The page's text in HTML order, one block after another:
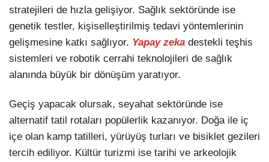
stratejileri de hızla gelişiyor. Sağlık sektöründe ise
genetik testler, kişiselleştirilmiş tedavi yöntemlerinin
gelişmesine katkı sağlıyor. Yapay zeka destekli teşhis
sistemleri ve robotik cerrahi teknolojileri de sağlık
alanında büyük bir dönüşüm yaratıyor.
Geçiş yapacak olursak, seyahat sektöründe ise
alternatif tatil rotaları popülerlik kazanıyor. Doğa ile iç
içe olan kamp tatilleri, yürüyüş turları ve bisiklet gezileri
tercih ediliyor. Kültür turizmi ise tarihi ve arkeolojik